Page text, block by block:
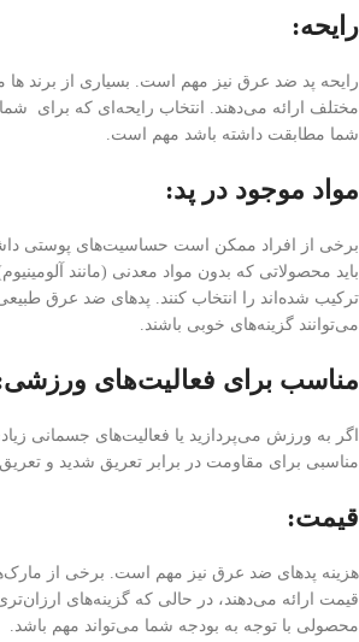
رایحه:
رایحه پد ضد عرق نیز مهم است. بسیاری از برند ها
مختلف ارائه می‌دهند. انتخاب رایحه‌ای که برای
شما مطابقت داشته باشد مهم است.
مواد موجود در پد:
برخی از افراد ممکن است حساسیت‌های پوستی
باید محصولاتی که بدون مواد معدنی (مانند
ترکیب شده‌اند را انتخاب کنند. پد‌های ضد عرق
می‌توانند گزینه‌های خوبی باشند.
مناسب برای فعالیت‌های
اگر به ورزش می‌پردازید یا فعالیت‌های جسمانی
مناسبی برای مقاومت در برابر تعریق شدید و
قیمت:
هزینه پد‌های ضد عرق نیز مهم است. برخی از
قیمت ارائه می‌دهند، در حالی که گزینه‌های
محصولی با توجه به بودجه شما می‌تواند مهم باشد.